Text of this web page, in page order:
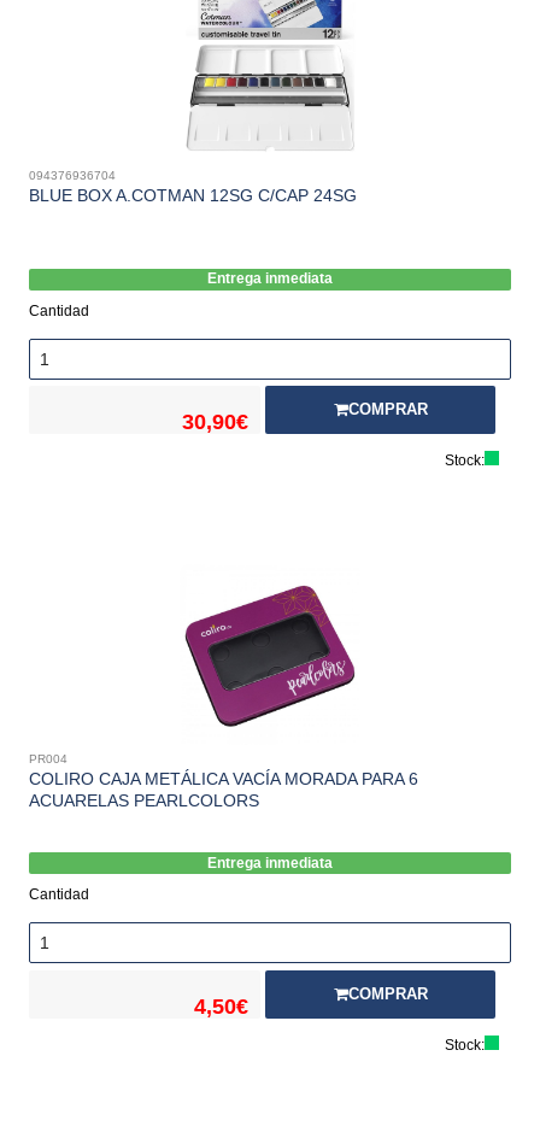
094376936704
BLUE BOX A.COTMAN 12SG C/CAP 24SG
Entrega inmediata
Cantidad
30,90€
COMPRAR
Stock:
PR004
COLIRO CAJA METÁLICA VACÍA MORADA PARA 6
ACUARELAS PEARLCOLORS
Entrega inmediata
Cantidad
4,50€
COMPRAR
Stock: